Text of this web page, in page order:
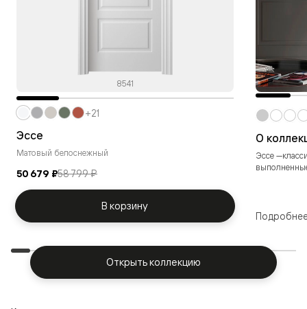
8541
Эссе
Матовый белоснежный
50 679 ₽58 799 ₽
+21
В корзину
О
Эссе
Открыть коллекцию